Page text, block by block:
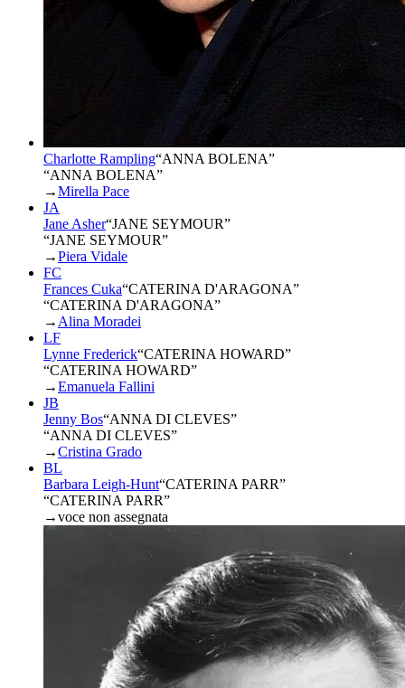
Charlotte Rampling“ANNA BOLENA”
“ANNA BOLENA”
→Mirella Pace
JA
Jane Asher“JANE SEYMOUR”
“JANE SEYMOUR”
→Piera Vidale
FC
Frances Cuka“CATERINA D'ARAGONA”
“CATERINA D'ARAGONA”
→ Alina Moradei
LF
Lynne Frederick“CATERINA HOWARD”
“CATERINA HOWARD”
→Emanuela Fallini
JB
Jenny Bos“ANNA DI CLEVES”
“ANNA DI CLEVES”
→Cristina Grado
BL
Barbara Leigh-Hunt“CATERINA PARR”
“CATERINA PARR”
→voce non assegnata